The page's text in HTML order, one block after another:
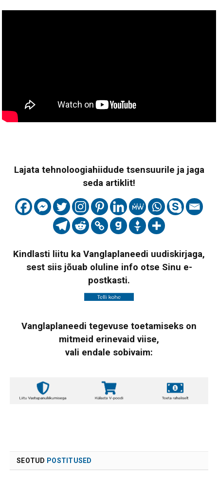
Lajata tehnoloogiahiidude tsensuurile ja jaga
seda artiklit!
Kindlasti liitu ka Vanglaplaneedi uudiskirjaga,
sest siis jõuab oluline info otse Sinu e-
postkasti.
Vanglaplaneedi tegevuse toetamiseks on
mitmeid erinevaid viise,
vali endale sobivaim:
SEOTUD POSTITUSED